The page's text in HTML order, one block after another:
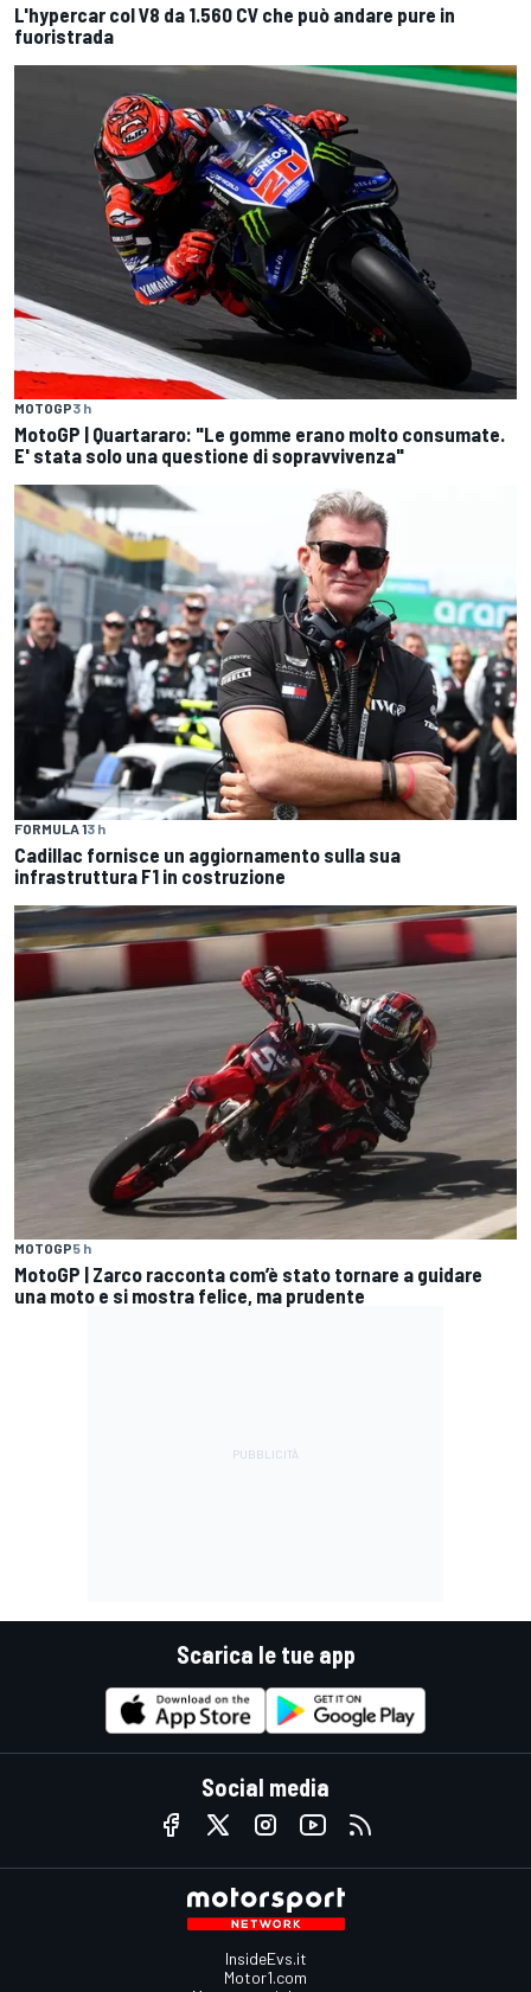
L'hypercar col V8 da 1.560 CV che può andare pure in
fuoristrada
MOTOGP3 h
MotoGP | Quartararo: "Le gomme erano molto consumate.
E' stata solo una questione di sopravvivenza"
FORMULA 13 h
Cadillac fornisce un aggiornamento sulla sua
infrastruttura F1 in costruzione
MOTOGP5 h
MotoGP | Zarco racconta com’è stato tornare a guidare
una moto e si mostra felice, ma prudente
Scarica le tue app
Social media
InsideEvs.it
Motor1.com